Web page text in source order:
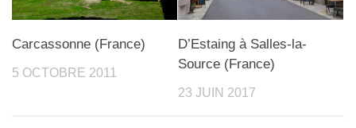
Carcassonne (France)
5 OCTOBRE 2011
D’Estaing à Salles-la-
Source (France)
23 JUIN 2017